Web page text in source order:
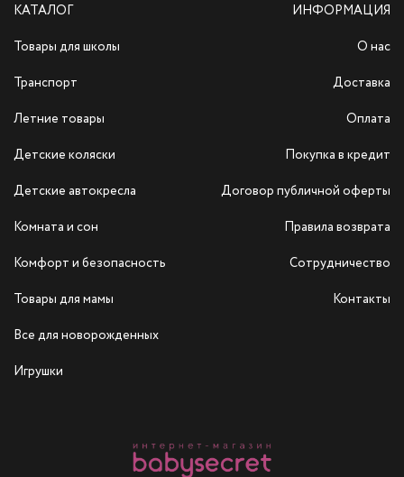
КАТАЛОГ
Товары для школы
Транспорт
Летние товары
Детские коляски
Детские автокресла
Комната и сон
Комфорт и безопасность
Товары для мамы
Все для новорожденных
Игрушки
ИНФОРМАЦИЯ
О нас
Доставка
Оплата
Покупка в кредит
Договор публичной оферты
Правила возврата
Сотрудничество
Контакты